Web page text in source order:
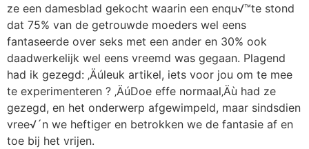
ze een damesblad gekocht waarin een enqu√™te stond
dat 75% van de getrouwde moeders wel eens
fantaseerde over seks met een ander en 30% ook
daadwerkelijk wel eens vreemd was gegaan. Plagend
had ik gezegd: ‚Äúleuk artikel, iets voor jou om te mee
te experimenteren ? ‚ÄúDoe effe normaal‚Äù had ze
gezegd, en het onderwerp afgewimpeld, maar sindsdien
vree√´n we heftiger en betrokken we de fantasie af en
toe bij het vrijen.